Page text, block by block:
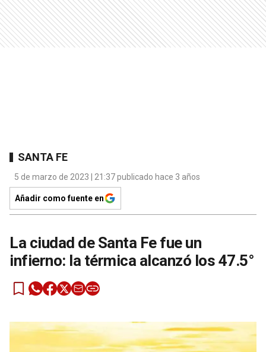
SANTA FE
5 de marzo de 2023 | 21:37 publicado hace 3 años
Añadir como fuente en
La ciudad de Santa Fe fue un
infierno: la térmica alcanzó los 47.5°